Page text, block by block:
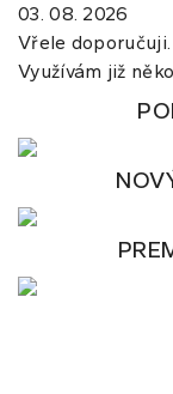
03. 08. 2026
Vřele
Využívám již